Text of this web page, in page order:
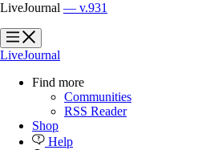
LiveJournal — v.931
?
?
LiveJournal
Find more
Communities
RSS Reader
Shop
Help